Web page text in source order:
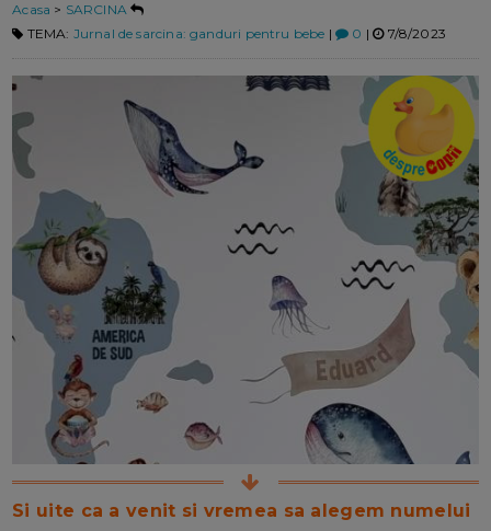
Acasa > SARCINA
TEMA: Jurnal de sarcina: ganduri pentru bebe | 0 | 7/8/2023
Si uite ca a venit si vremea sa alegem numelui